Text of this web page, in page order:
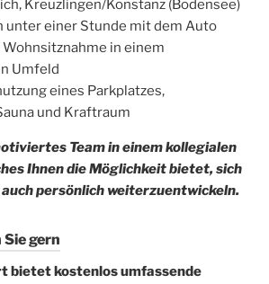
Kreuzlingen/Konstanz (Bodensee)
unter einer Stunde mit dem Auto
in einem
Umfeld
eines Parkplatzes,
und Kraftraum
Team in einem kollegialen
Ihnen die Möglichkeit bietet, sich
persönlich weiterzuentwickeln.
gern
bietet kostenlos umfassende